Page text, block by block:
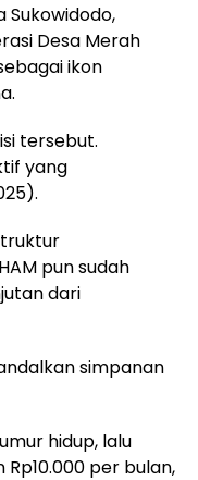
Sukowidodo,
Desa Merah
ikon
tersebut.
yang
pun sudah
dari
simpanan
hidup, lalu
per bulan,